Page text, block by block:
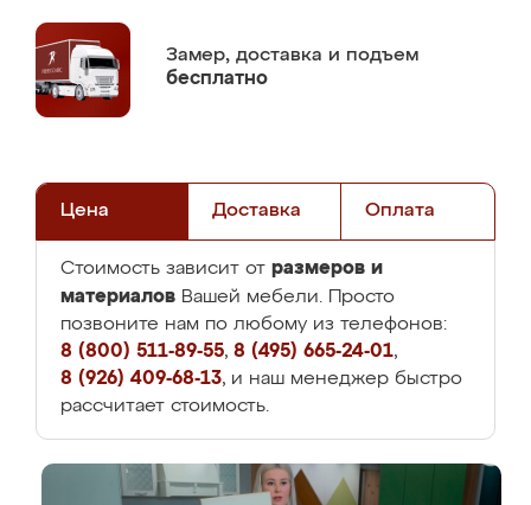
Замер, доставка и подъем
бесплатно
Цена Доставка Оплата
Стоимость зависит от размеров и
материалов Вашей мебели. Просто
позвоните нам по любому из телефонов:
8 (800) 511-89-55, 8 (495) 665-24-01,
8 (926) 409-68-13, и наш менеджер быстро
рассчитает стоимость.